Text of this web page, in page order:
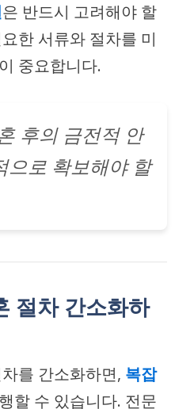
은 반드시 고려해야 할
한 서류와 절차를 미
중요합니다.
후의 금전적 안
으로 확보해야 할
절차 간소화하
를 간소화하면, 복잡
할 수 있습니다. 전문